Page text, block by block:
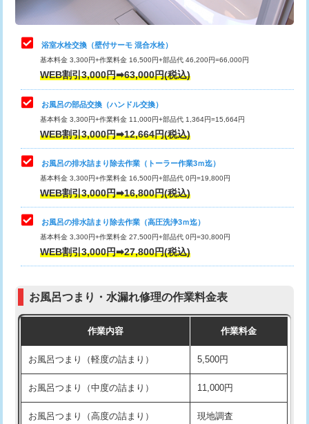
止水・漏水調査・防水処理・清掃・修
理・調整・分解・加工など（中作業）
22,000円
止水・漏水調査・防水処理・清掃・修
理・調整・分解・加工など（重作業）
33,000円
トイレタンク脱着
トイレ便器脱着
タンクレストイレ脱着 33,000円
小便器トイレ脱着
その他部品の脱着 8,800円～
交換・取付（タンク）
交換・取付（普通便座） 11,000円+材料費
交換・取付（温水洗浄便座） 16,500円+材料費
交換・取付(単水栓（壁付・デッキ
式）)
13,200円+材料費
交換・取付(混合水栓（壁付・デッキ
式・ワンホール）)
16,500円+材料費
浴室水栓交換（壁付サーモ 混合水栓）
基本料金 3,300円+作業料金 16,500円+部品代 46,200円=66,000円
WEB割引3,000円➡63,000円(税込)
お風呂の部品交換（ハンドル交換）
基本料金 3,300円+作業料金 11,000円+部品代 1,364円=15,664円
WEB割引3,000円➡12,664円(税込)
お風呂の排水詰まり除去作業（トーラー作業3ｍ迄）
基本料金 3,300円+作業料金 16,500円+部品代 0円=19,800円
WEB割引3,000円➡16,800円(税込)
お風呂の排水詰まり除去作業（高圧洗浄3ｍ迄）
基本料金 3,300円+作業料金 27,500円+部品代 0円=30,800円
WEB割引3,000円➡27,800円(税込)
お風呂つまり・水漏れ修理の作業料金表
作業内容 作業料金
お風呂つまり（軽度の詰まり） 5,500円
お風呂つまり（中度の詰まり） 11,000円
お風呂つまり（高度の詰まり） 現地調査